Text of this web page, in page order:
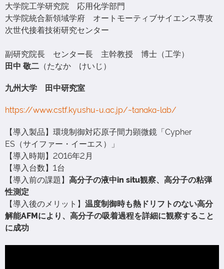
大学院工学研究院 応用化学部門
大学院統合新領域学府 オートモーティブサイエンス専攻
次世代接着技術研究センター
副研究院長 センター長 主幹教授 博士（工学）
田中 敬二 （たなか けいじ）
九州大学 田中研究室
https://www.cstf.kyushu-u.ac.jp/~tanaka-lab/
【導入製品】環境制御対応原子間力顕微鏡「Cypher
ES（サイファー・イーエス）」
【導入時期】2016年2月
【導入台数】1台
【導入前の課題】 高分子の液中in situ観察、高分子の粘弾
性測定
【導入後のメリット】 温度制御時も熱ドリフトのない高分
解能AFMにより、高分子の吸着過程を詳細に観察すること
に成功